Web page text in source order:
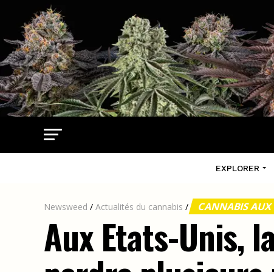
EXPLORER
Newsweed / Actualités du cannabis / CANNABIS
Aux Etats-Unis,